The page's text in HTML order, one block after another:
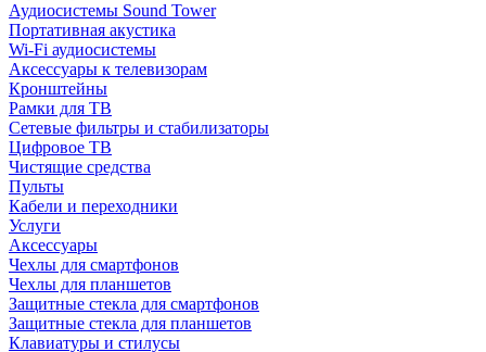
Аудиосистемы Sound Tower
Портативная акустика
Wi-Fi аудиосистемы
Аксессуары к телевизорам
Кронштейны
Рамки для ТВ
Сетевые фильтры и стабилизаторы
Цифровое ТВ
Чистящие средства
Пульты
Кабели и переходники
Услуги
Аксессуары
Чехлы для смартфонов
Чехлы для планшетов
Защитные стекла для смартфонов
Защитные стекла для планшетов
Клавиатуры и стилусы